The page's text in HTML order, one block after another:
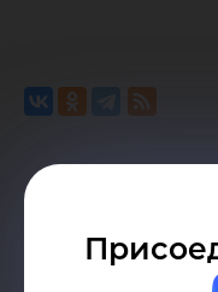
Возврат к списку